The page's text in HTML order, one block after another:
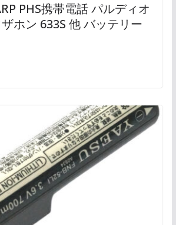
PHS携帯電話 パルディオ
ホン 633S 他 バッテリー